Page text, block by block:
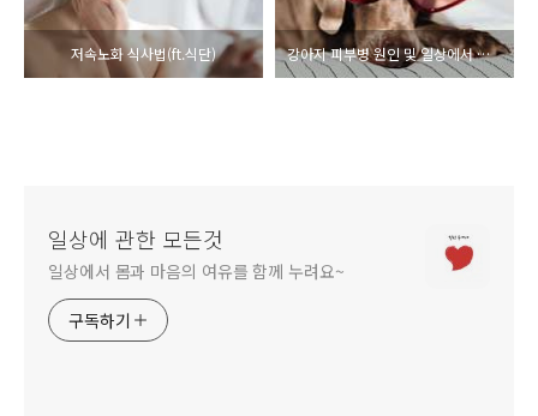
저속노화 식사법(ft.식단) 강아지 피부병 원인 및 일상에서 관리하는 방법
일상에 관한 모든것
일상에서 몸과 마음의 여유를 함께 누려요~
구독하기